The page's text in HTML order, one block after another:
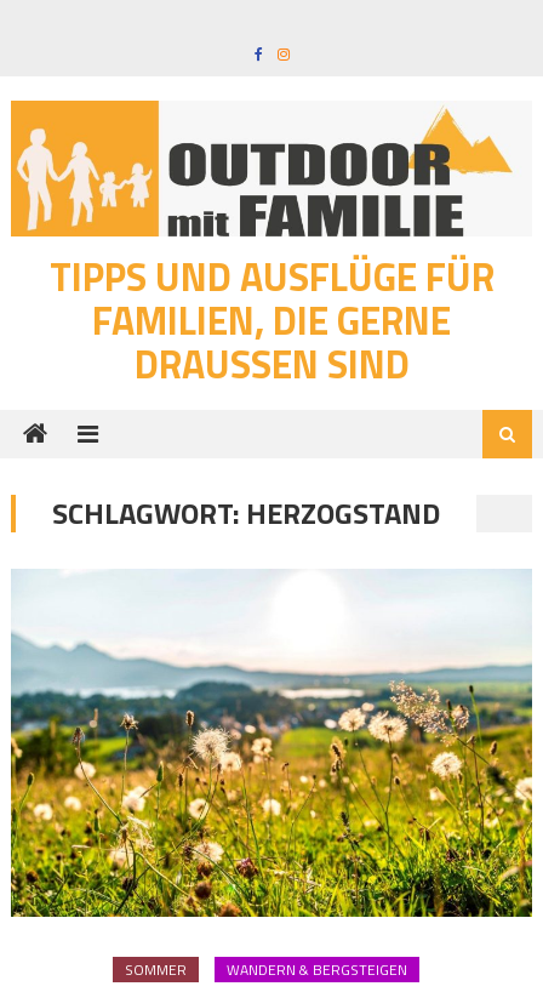
TIPPS UND AUSFLÜGE FÜR
FAMILIEN, DIE GERNE
DRAUSSEN SIND
SCHLAGWORT: HERZOGSTAND
SOMMER WANDERN & BERGSTEIGEN